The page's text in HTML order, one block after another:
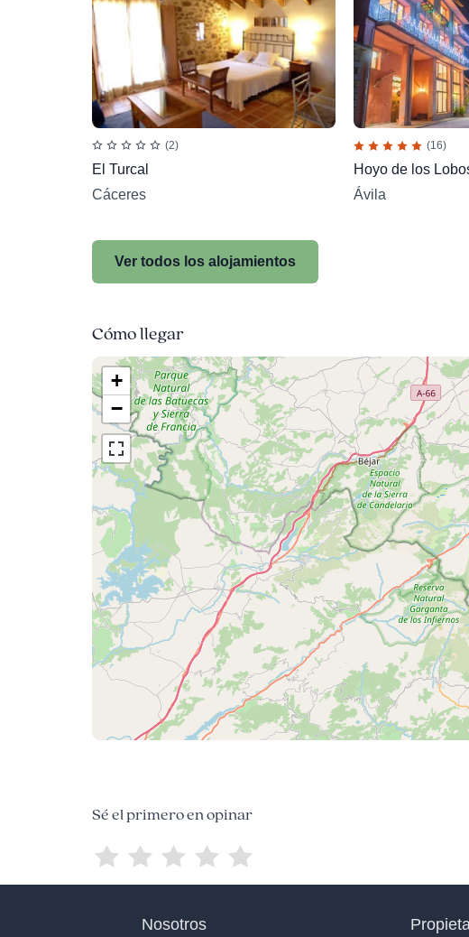
(2)
El Turcal
Cáceres
(16)
Hoyo de los
Ávila
Ver todos los alojamientos
Cómo llegar
+
−
Sé el primero en opinar
Nosotros